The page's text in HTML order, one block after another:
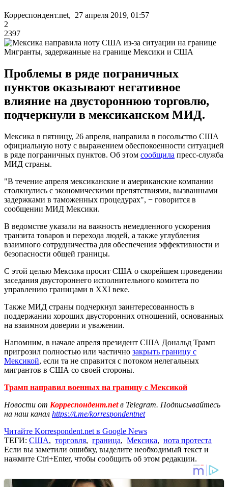
Корреспондент.net, 27 апреля 2019, 01:57
2
2397
Мигранты, задержанные на границе Мексики и США
Проблемы в ряде пограничных
пунктов оказывают негативное
влияние на двустороннюю торговлю,
подчеркнули в мексиканском МИД.
Мексика в пятницу, 26 апреля, направила в посольство США
официальную ноту с выражением обеспокоенности ситуацией
в ряде пограничных пунктов. Об этом сообщила пресс-служба
МИД страны.
"В течение апреля мексиканские и американские компании
столкнулись с экономическими препятствиями, вызванными
задержками в таможенных процедурах", − говорится в
сообщении МИД Мексики.
В ведомстве указали на важность немедленного ускорения
транзита товаров и перехода людей, а также углубления
взаимного сотрудничества для обеспечения эффективности и
безопасности общей границы.
С этой целью Мексика просит США о скорейшем проведении
заседания двустороннего исполнительного комитета по
управлению границами в XXI веке.
Также МИД страны подчеркнул заинтересованность в
поддержании хороших двусторонних отношений, основанных
на взаимном доверии и уважении.
Напомним, в начале апреля президент США Дональд Трамп
пригрозил полностью или частично закрыть границу с
Мексикой, если та не справится с потоком нелегальных
мигрантов в США со своей стороны.
Трамп направил военных на границу с Мексикой
Новости от Корреспондент.netв Telegram. Подписывайтесь
на наш канал https://t.me/korrespondentnet
Читайте Korrespondent.net в Google News
ТЕГИ: США, торговля, граница, Мексика, нота протеста
Если вы заметили ошибку, выделите необходимый текст и
нажмите Ctrl+Enter, чтобы сообщить об этом редакции.